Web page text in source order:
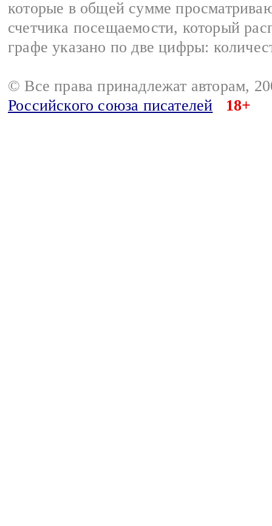
которые в общей сумме
счетчика посещаемости, который
графе указано по две цифры:
© Все права принадлежат авторам,
Российского союза писателей
18+